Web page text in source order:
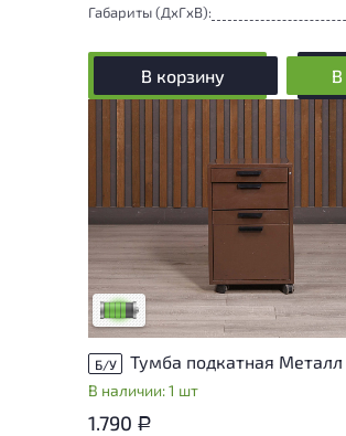
Габариты (ДxГxВ):
В корзину В
У товара присутствуют
следы эксплуатации, не влияющие на
удобство его использования
Низкая степень износа
Б/У
В наличии: 1 шт
1.790 Р